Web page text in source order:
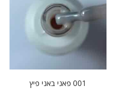
001 פאני באני פיץ